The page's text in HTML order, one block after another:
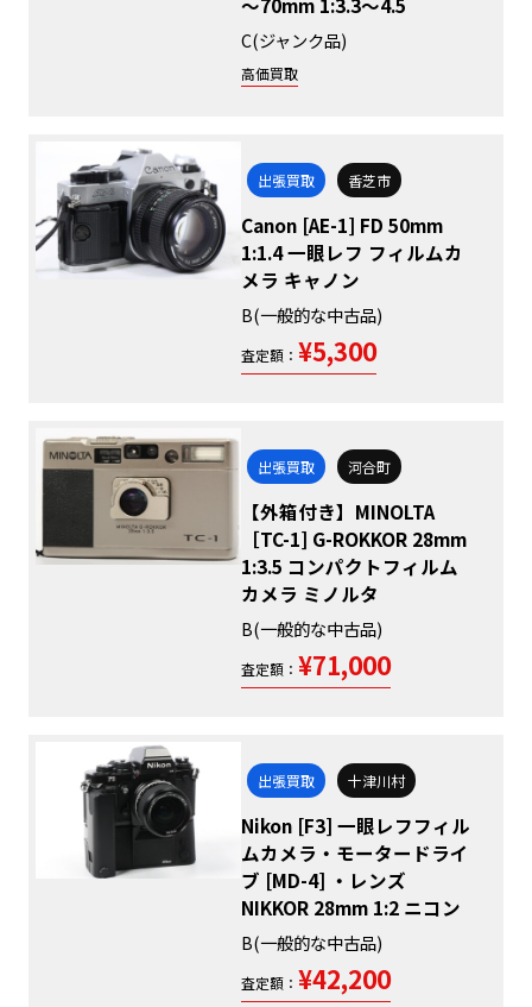
C(ジャンク品)
高価買取
出張買取 香芝市
Canon [AE-1] FD 50mm
1:1.4 一眼レフ フィルムカ
メラ キャノン
B(一般的な中古品)
査定額： ¥5,300
出張買取 河合町
【外箱付き】MINOLTA
［TC-1] G-ROKKOR 28mm
1:3.5 コンパクトフィルム
カメラ ミノルタ
B(一般的な中古品)
査定額： ¥71,000
出張買取 十津川村
Nikon [F3] 一眼レフフィル
ムカメラ・モータードライ
ブ [MD-4] ・レンズ
NIKKOR 28mm 1:2 ニコン
B(一般的な中古品)
査定額： ¥42,200